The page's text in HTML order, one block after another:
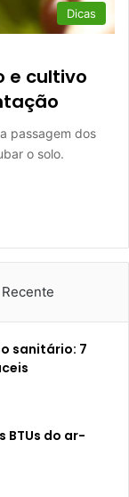
Dicas
e cultivo
passagem dos
o solo.
Recente
sanitário: 7
BTUs do ar-